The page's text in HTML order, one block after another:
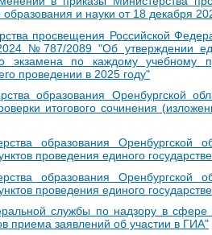
образования и науки от 18 декабря
просвещения Российской
№787/2089 "Об утверждении
экзамена по каждому
проведении в 2025 году"
образования Оренбургской
итогового сочинения
образования
проведения единого
образования
проведения единого
службы по надзору в
приема заявлений об участии в ГИА"